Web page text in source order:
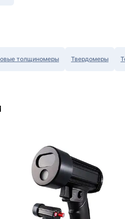
толщиномеры Твердомеры